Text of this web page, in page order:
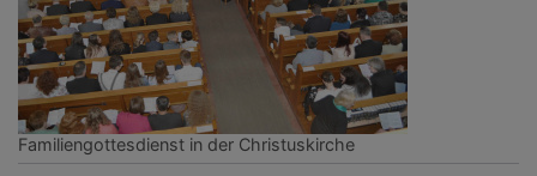
Familiengottesdienst in der Christuskirche